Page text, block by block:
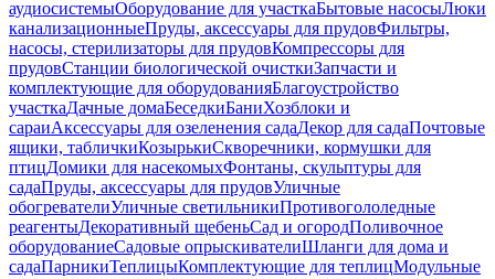
аудиосистемыОборудование для участкаБытовые насосыЛюки
канализационныеПруды, аксессуары для прудовФильтры,
насосы, стерилизаторы для прудовКомпрессоры для
прудовСтанции биологической очисткиЗапчасти и
комплектующие для оборудованияБлагоустройство
участкаДачные домаБеседкиБаниХозблоки и
сараиАксессуары для озеленения садаДекор для садаПочтовые
ящики, табличкиКозырькиСкворечники, кормушки для
птицДомики для насекомыхФонтаны, скульптуры для
садаПруды, аксессуары для прудовУличные
обогревателиУличные светильникиПротивогололедные
реагентыДекоративный щебеньСад и огородПоливочное
оборудованиеСадовые опрыскивателиШланги для дома и
садаПарникиТеплицыКомплектующие для теплицМодульные